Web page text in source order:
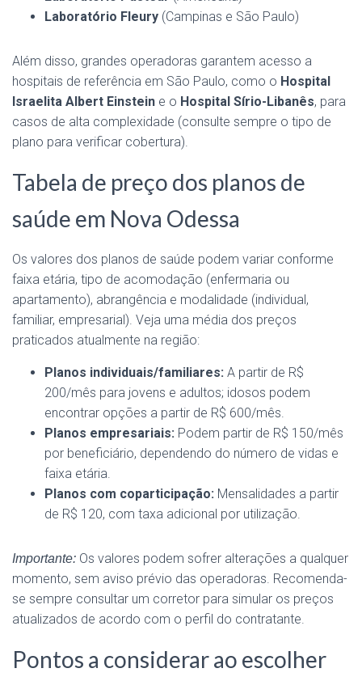
Laboratório Fleury (Campinas e São Paulo)
Além disso, grandes operadoras garantem acesso a
hospitais de referência em São Paulo, como o Hospital
Israelita Albert Einstein e o Hospital Sírio-Libanês, para
casos de alta complexidade (consulte sempre o tipo de
plano para verificar cobertura).
Tabela de preço dos planos de
saúde em Nova Odessa
Os valores dos planos de saúde podem variar conforme
faixa etária, tipo de acomodação (enfermaria ou
apartamento), abrangência e modalidade (individual,
familiar, empresarial). Veja uma média dos preços
praticados atualmente na região:
Planos individuais/familiares: A partir de R$
200/mês para jovens e adultos; idosos podem
encontrar opções a partir de R$ 600/mês.
Planos empresariais: Podem partir de R$ 150/mês
por beneficiário, dependendo do número de vidas e
faixa etária.
Planos com coparticipação: Mensalidades a partir
de R$ 120, com taxa adicional por utilização.
Importante: Os valores podem sofrer alterações a qualquer
momento, sem aviso prévio das operadoras. Recomenda-
se sempre consultar um corretor para simular os preços
atualizados de acordo com o perfil do contratante.
Pontos a considerar ao escolher